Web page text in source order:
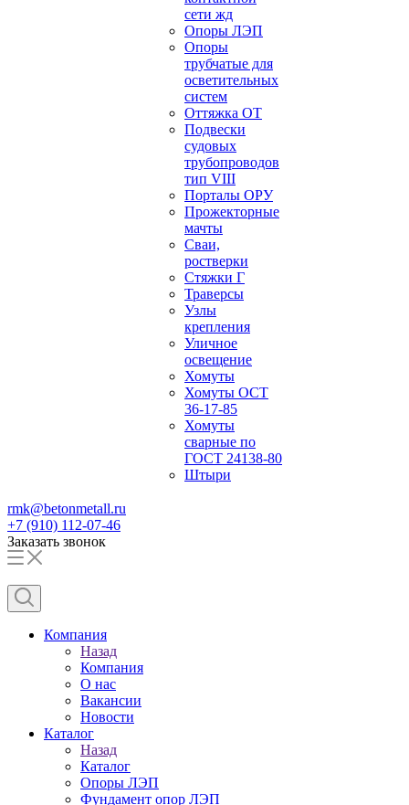
сети жд
Опоры ЛЭП
Опоры
трубчатые для
осветительных
систем
Оттяжка ОТ
Подвески
судовых
трубопроводов
тип VIII
Порталы ОРУ
Прожекторные
мачты
Сваи,
ростверки
Стяжки Г
Траверсы
Узлы
крепления
Уличное
освещение
Хомуты
Хомуты ОСТ
36-17-85
Хомуты
сварные по
ГОСТ 24138-80
Штыри
rmk@betonmetall.ru
+7 (910) 112-07-46
Заказать звонок
Компания
Назад
Компания
О нас
Вакансии
Новости
Каталог
Назад
Каталог
Опоры ЛЭП
Фундамент опор ЛЭП